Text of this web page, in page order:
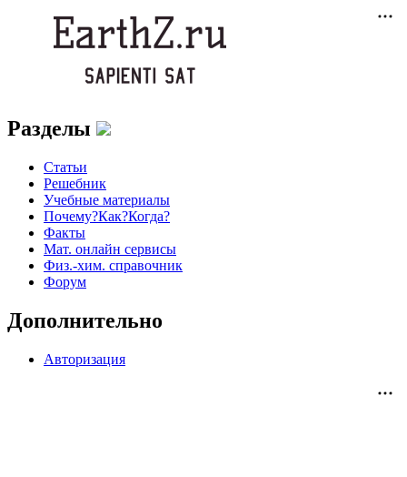
Разделы
Статьи
Решебник
Учебные материалы
Почему?Как?Когда?
Факты
Мат. онлайн сервисы
Физ.-хим. справочник
Форум
Дополнительно
Авторизация